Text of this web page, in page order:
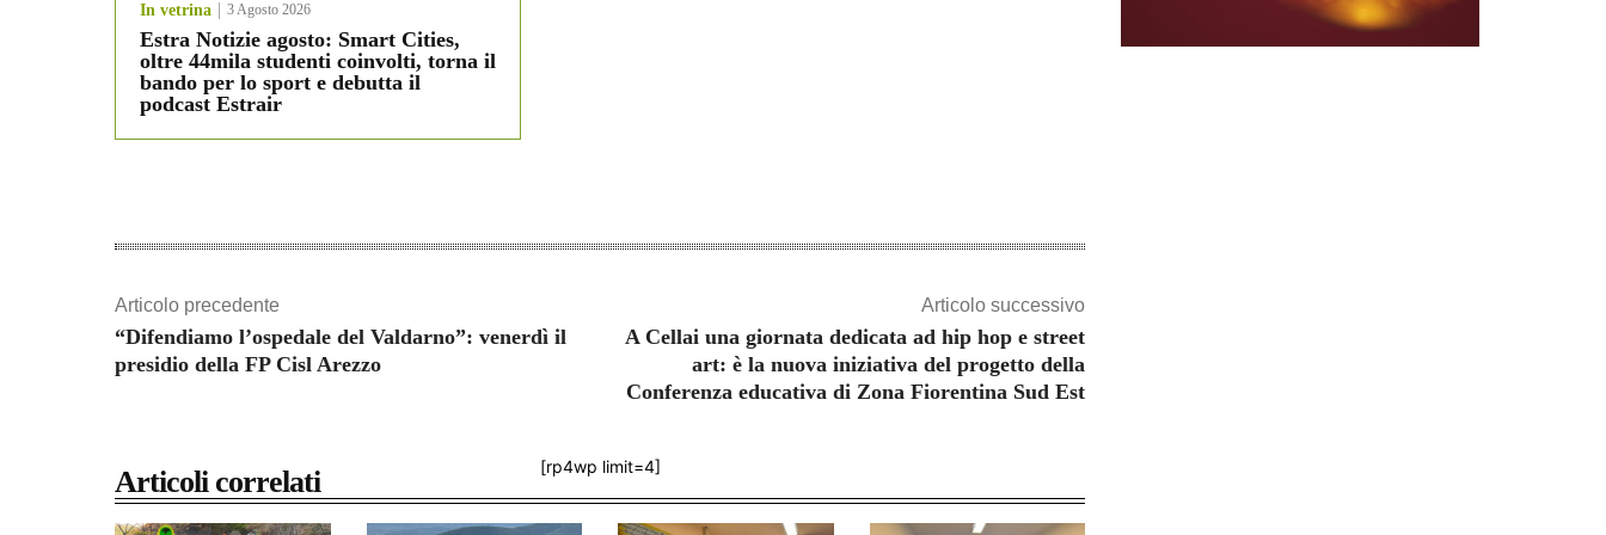
In vetrina 3 Agosto 2026
Estra Notizie agosto: Smart Cities,
oltre 44mila studenti coinvolti, torna il
bando per lo sport e debutta il
podcast Estrair
Articolo precedente
“Difendiamo l’ospedale del Valdarno”: venerdì il
presidio della FP Cisl Arezzo
Articolo successivo
A Cellai una giornata dedicata ad hip hop e street
art: è la nuova iniziativa del progetto della
Conferenza educativa di Zona Fiorentina Sud Est
[rp4wp limit=4]
Articoli correlati